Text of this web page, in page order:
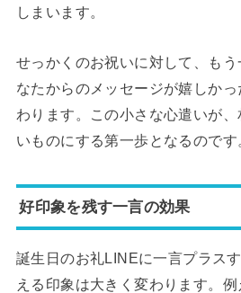
しまいます。
せっかくのお祝いに対して、も
なたからのメッセージが嬉しか
わります。この小さな心遣いが
いものにする第一歩となるのです
好印象を残す一言の効果
誕生日のお礼LINEに一言プラス
える印象は大きく変わります。